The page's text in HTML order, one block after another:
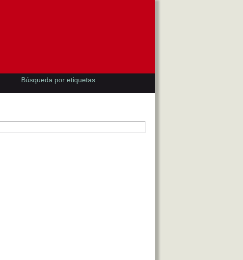
Búsqueda por etiquetas